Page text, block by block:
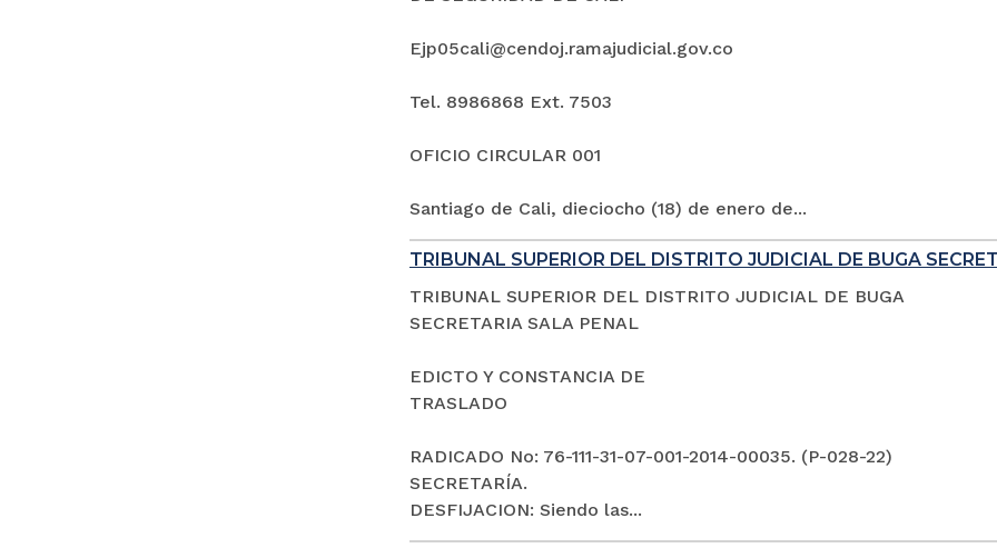
Ejp05cali@cendoj.ramajudicial.gov.co
Tel. 8986868 Ext. 7503
OFICIO CIRCULAR 001
Santiago de Cali, dieciocho (18) de enero de...
TRIBUNAL SUPERIOR DEL DISTRITO JUDICIAL DE BUGA
TRIBUNAL SUPERIOR DEL DISTRITO JUDICIAL DE BUGA
SECRETARIA SALA PENAL
EDICTO Y CONSTANCIA DE
TRASLADO
RADICADO No: 76-111-31-07-001-2014-00035. (P-028-22)
SECRETARÍA.
DESFIJACION: Siendo las...